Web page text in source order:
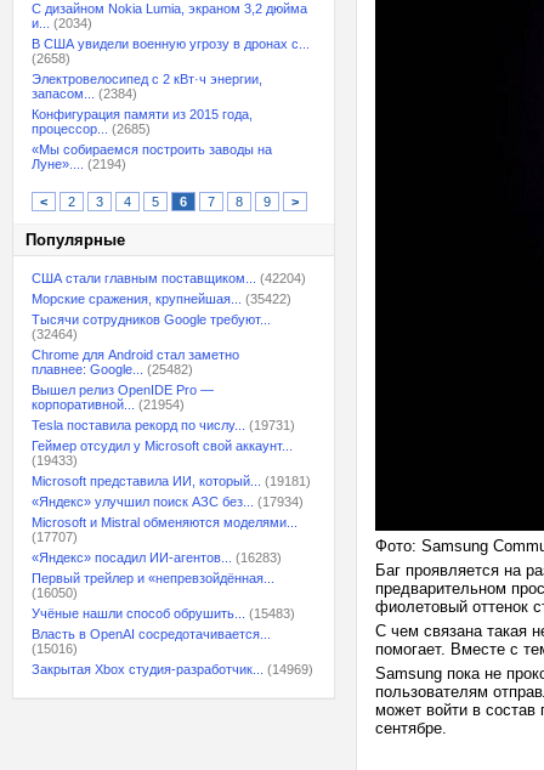
С дизайном Nokia Lumia, экраном 3,2 дюйма
и...
(2034)
В США увидели военную угрозу в дронах с...
(2658)
Электровелосипед с 2 кВт·ч энергии,
запасом...
(2384)
Конфигурация памяти из 2015 года,
процессор...
(2685)
«Мы собираемся построить заводы на
Луне»....
(2194)
< 2 3 4 5 6 7 8 9 >
Популярные
США стали главным поставщиком...
(42204)
Морские сражения, крупнейшая...
(35422)
Тысячи сотрудников Google требуют...
(32464)
Chrome для Android стал заметно
плавнее: Google...
(25482)
Вышел релиз OpenIDE Pro —
корпоративной...
(21954)
Tesla поставила рекорд по числу...
(19731)
Геймер отсудил у Microsoft свой аккаунт...
(19433)
Microsoft представила ИИ, который...
(19181)
«Яндекс» улучшил поиск АЗС без...
(17934)
Microsoft и Mistral обменяются моделями...
(17707)
«Яндекс» посадил ИИ-агентов...
(16283)
Первый трейлер и «непревзойдённая...
(16050)
Учёные нашли способ обрушить...
(15483)
Власть в OpenAI сосредотачивается...
(15016)
Закрытая Xbox студия-разработчик...
(14969)
Фото: Samsung
Баг проявляется на
предварительном
фиолетовый оттенок
С чем связана такая
помогает. Вместе с
Samsung пока не
пользователям
может войти в
сентябре.